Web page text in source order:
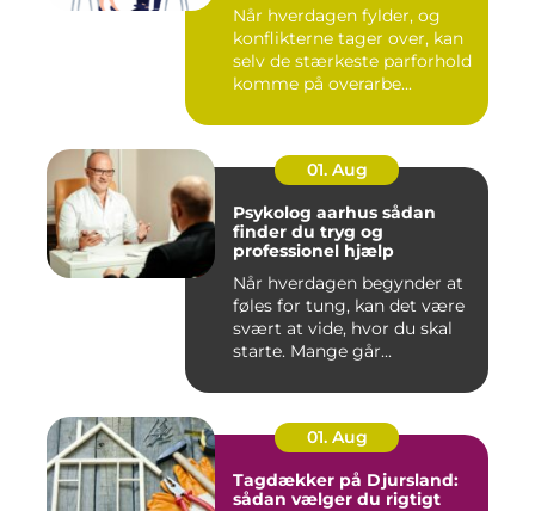
Når hverdagen fylder, og
konflikterne tager over, kan
selv de stærkeste parforhold
komme på overarbe...
01. Aug
Psykolog aarhus sådan
finder du tryg og
professionel hjælp
Når hverdagen begynder at
føles for tung, kan det være
svært at vide, hvor du skal
starte. Mange går...
01. Aug
Tagdækker på Djursland:
sådan vælger du rigtigt